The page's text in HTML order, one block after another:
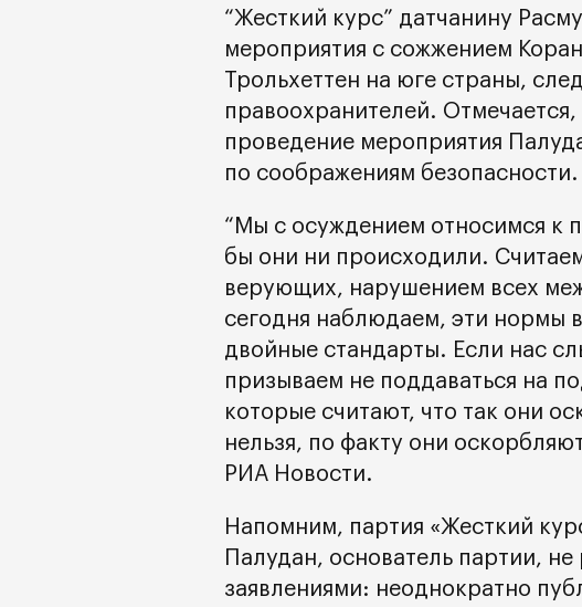
“Жесткий курс” датчанину
мероприятия с сожжением
Трольхеттен на юге страны,
правоохранителей.
проведение мероприятия
по соображениям безопасности.
“Мы с осуждением относимся к
бы они ни происходили.
верующих, нарушением всех
сегодня наблюдаем, эти нормы
двойные стандарты. Если нас
призываем не поддаваться на
которые считают, что так они
нельзя, по факту они
РИА Новости.
Напомним, партия «Жесткий
Палудан, основатель партии,
заявлениями: неоднократно